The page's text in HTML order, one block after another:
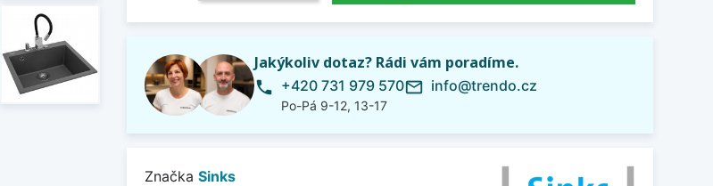
Jakýkoliv dotaz? Rádi vám poradíme.
phone +420 731 979 570
Po-Pá 9-12, 13-17
mail_outline info@trendo.cz
Značka Sinks